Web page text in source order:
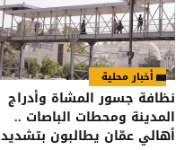
أخبار محلية
نظافة جسور المشاة وأدراج
المدينة ومحطات الباصات ..
أهالي عمّان يطالبون بتشديد